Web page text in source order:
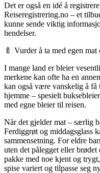
Det er også en idé å
Reiseregistrering.no – et
kunne sende viktig
hendelser.
🍼 Vurder å ta med egen mat
I mange land er bleier
merkene kan ofte ha en
kan også være vanskelig å
hjemme – spesielt
med egne bleier til reisen.
Når det gjelder mat – særlig
Ferdiggrøt og middagsglass
sammensetning. For eldre
uten det pålegget eller
pakke med noe kjent og
spise variert og tilpasse seg